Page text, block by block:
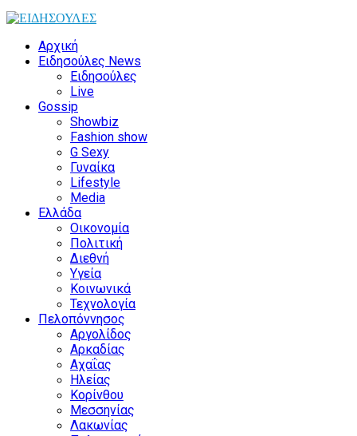
Αρχική
Ειδησούλες News
Ειδησούλες
Live
Gossip
Showbiz
Fashion show
G Sexy
Γυναίκα
Lifestyle
Media
Ελλάδα
Οικονομία
Πολιτική
Διεθνή
Υγεία
Κοινωνικά
Τεχνολογία
Πελοπόννησος
Αργολίδος
Αρκαδίας
Αχαΐας
Ηλείας
Κορίνθου
Μεσσηνίας
Λακωνίας